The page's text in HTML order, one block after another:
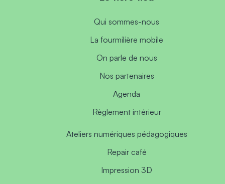
Qui sommes-nous
La fourmilière mobile
On parle de nous
Nos partenaires
Agenda
Règlement intérieur
Ateliers numériques pédagogiques
Repair café
Impression 3D